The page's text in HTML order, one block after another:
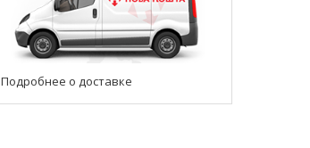
Подробнее о доставке